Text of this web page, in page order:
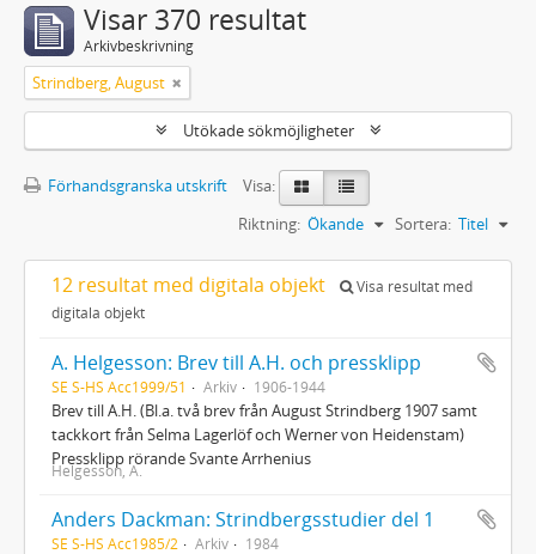
Visar 370 resultat
Arkivbeskrivning
Strindberg, August
Utökade sökmöjligheter
Förhandsgranska utskrift
Visa:
Sortera: Titel
Riktning: Ökande
12 resultat med digitala objekt
Visa resultat med
digitala objekt
A. Helgesson: Brev till A.H. och pressklipp
SE S-HS Acc1999/51 Arkiv 1906-1944
Brev till A.H. (Bl.a. två brev från August Strindberg 1907 samt
tackkort från Selma Lagerlöf och Werner von Heidenstam)
Pressklipp rörande Svante Arrhenius
Helgesson, A.
Anders Dackman: Strindbergsstudier del 1
SE S-HS Acc1985/2 Arkiv 1984